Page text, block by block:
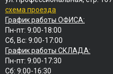
схема проезда
График работы ОФИСА:
Пн-пт: 9:00-18:00
Сб, Вс: 9:00-17:00
График работы СКЛАДА:
Пн-пт: 9:00-17:30
Сб: 9:00-16:30